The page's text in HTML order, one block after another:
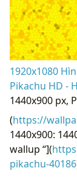
1920x1080
Pikachu HD -
1440x900 px,
(https://
1440x900:
wallup “](
pikachu-40186